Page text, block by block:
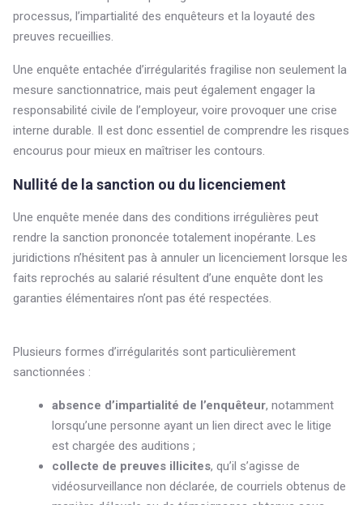
processus, l’impartialité des enquêteurs et la loyauté des
preuves recueillies.
Une enquête entachée d’irrégularités fragilise non seulement la
mesure sanctionnatrice, mais peut également engager la
responsabilité civile de l’employeur, voire provoquer une crise
interne durable. Il est donc essentiel de comprendre les risques
encourus pour mieux en maîtriser les contours.
Nullité de la sanction ou du licenciement
Une enquête menée dans des conditions irrégulières peut
rendre la sanction prononcée totalement inopérante. Les
juridictions n’hésitent pas à annuler un licenciement lorsque les
faits reprochés au salarié résultent d’une enquête dont les
garanties élémentaires n’ont pas été respectées.
Plusieurs formes d’irrégularités sont particulièrement
sanctionnées :
absence d’impartialité de l’enquêteur, notamment
lorsqu’une personne ayant un lien direct avec le litige
est chargée des auditions ;
collecte de preuves illicites, qu’il s’agisse de
vidéosurveillance non déclarée, de courriels obtenus de